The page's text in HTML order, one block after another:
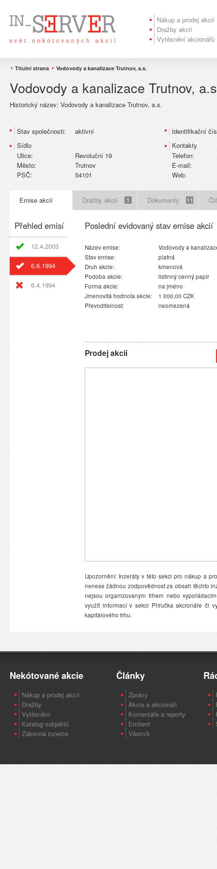
Nákup a prodej akcií
Dražby akcií
Vytěsnění akcionářů
Titulní strana Vodovody a kanalizace Trutnov, a.s.
Vodovody a kanalizace Trutnov,
Historický název: Vodovody a kanalizace Trutnov, a.s.
Stav společnosti:
aktivní
Sídlo
Ulice:
Revoluční 19
Město:
Trutnov
PSČ:
54101
Identifikační
Kontakty
Telefon:
E-mail:
Web:
Emise akcií Dražby akcií 1 Dokumenty 11
Přehled emisí
12.4.2003
6.6.1994
6.4.1994
Poslední evidovaný stav emise akcií
Název emise:
Vodovody a
Stav emise:
platná
Druh akcie:
kmenová
Podoba akcie:
listinný cenný papír
Forma akcie:
na jméno
Jmenovitá hodnota akcie:
1 000,00 CZK
Převoditelnost:
neomezená
Prodej akcií
Upozornění: Inzeráty v této sekci pro nákup a
nenese žádnou zodpovědnost za obsah těchto
nejsou organizovaným trhem nebo
využít informací v sekci Příručka akcionáře či
kapitálového trhu.
Nekótované akcie
Nákup a prodej akcíi
Dražby
Vytěsnění
Katalog subjektů
Zákonná inzerce
Články
Zprávy
Akcie a akcionáři
Komentáře a reporty
Emitent
Věstník